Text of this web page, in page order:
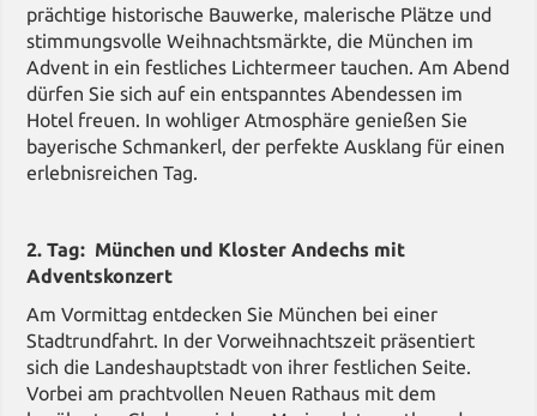
prächtige historische Bauwerke, malerische Plätze und
stimmungsvolle Weihnachtsmärkte, die München im
Advent in ein festliches Lichtermeer tauchen. Am Abend
dürfen Sie sich auf ein entspanntes Abendessen im
Hotel freuen. In wohliger Atmosphäre genießen Sie
bayerische Schmankerl, der perfekte Ausklang für einen
erlebnisreichen Tag.
2. Tag: München und Kloster Andechs mit
Adventskonzert
Am Vormittag entdecken Sie München bei einer
Stadtrundfahrt. In der Vorweihnachtszeit präsentiert
sich die Landeshauptstadt von ihrer festlichen Seite.
Vorbei am prachtvollen Neuen Rathaus mit dem